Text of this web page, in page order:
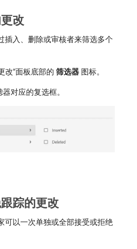
改
插入、删除或审核者来筛选多个
改”面板底部的​ 筛选器 ​图标。
对应的复选框。
踪的更改
可以一次单独或全部接受或拒绝